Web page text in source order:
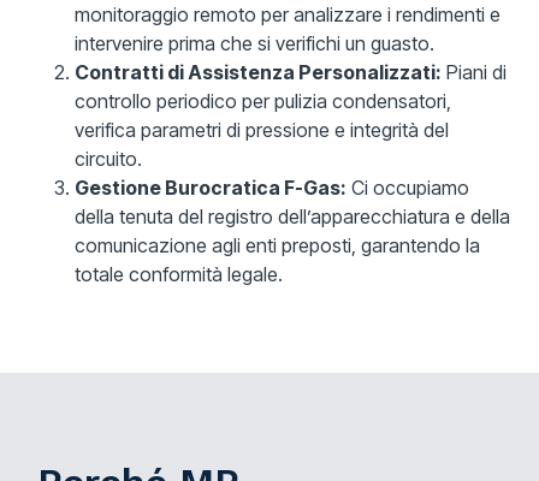
monitoraggio remoto per analizzare i rendimenti e
intervenire prima che si verifichi un guasto.
Contratti di Assistenza Personalizzati: Piani di
controllo periodico per pulizia condensatori,
verifica parametri di pressione e integrità del
circuito.
Gestione Burocratica F-Gas: Ci occupiamo
della tenuta del registro dell’apparecchiatura e della
comunicazione agli enti preposti, garantendo la
totale conformità legale.